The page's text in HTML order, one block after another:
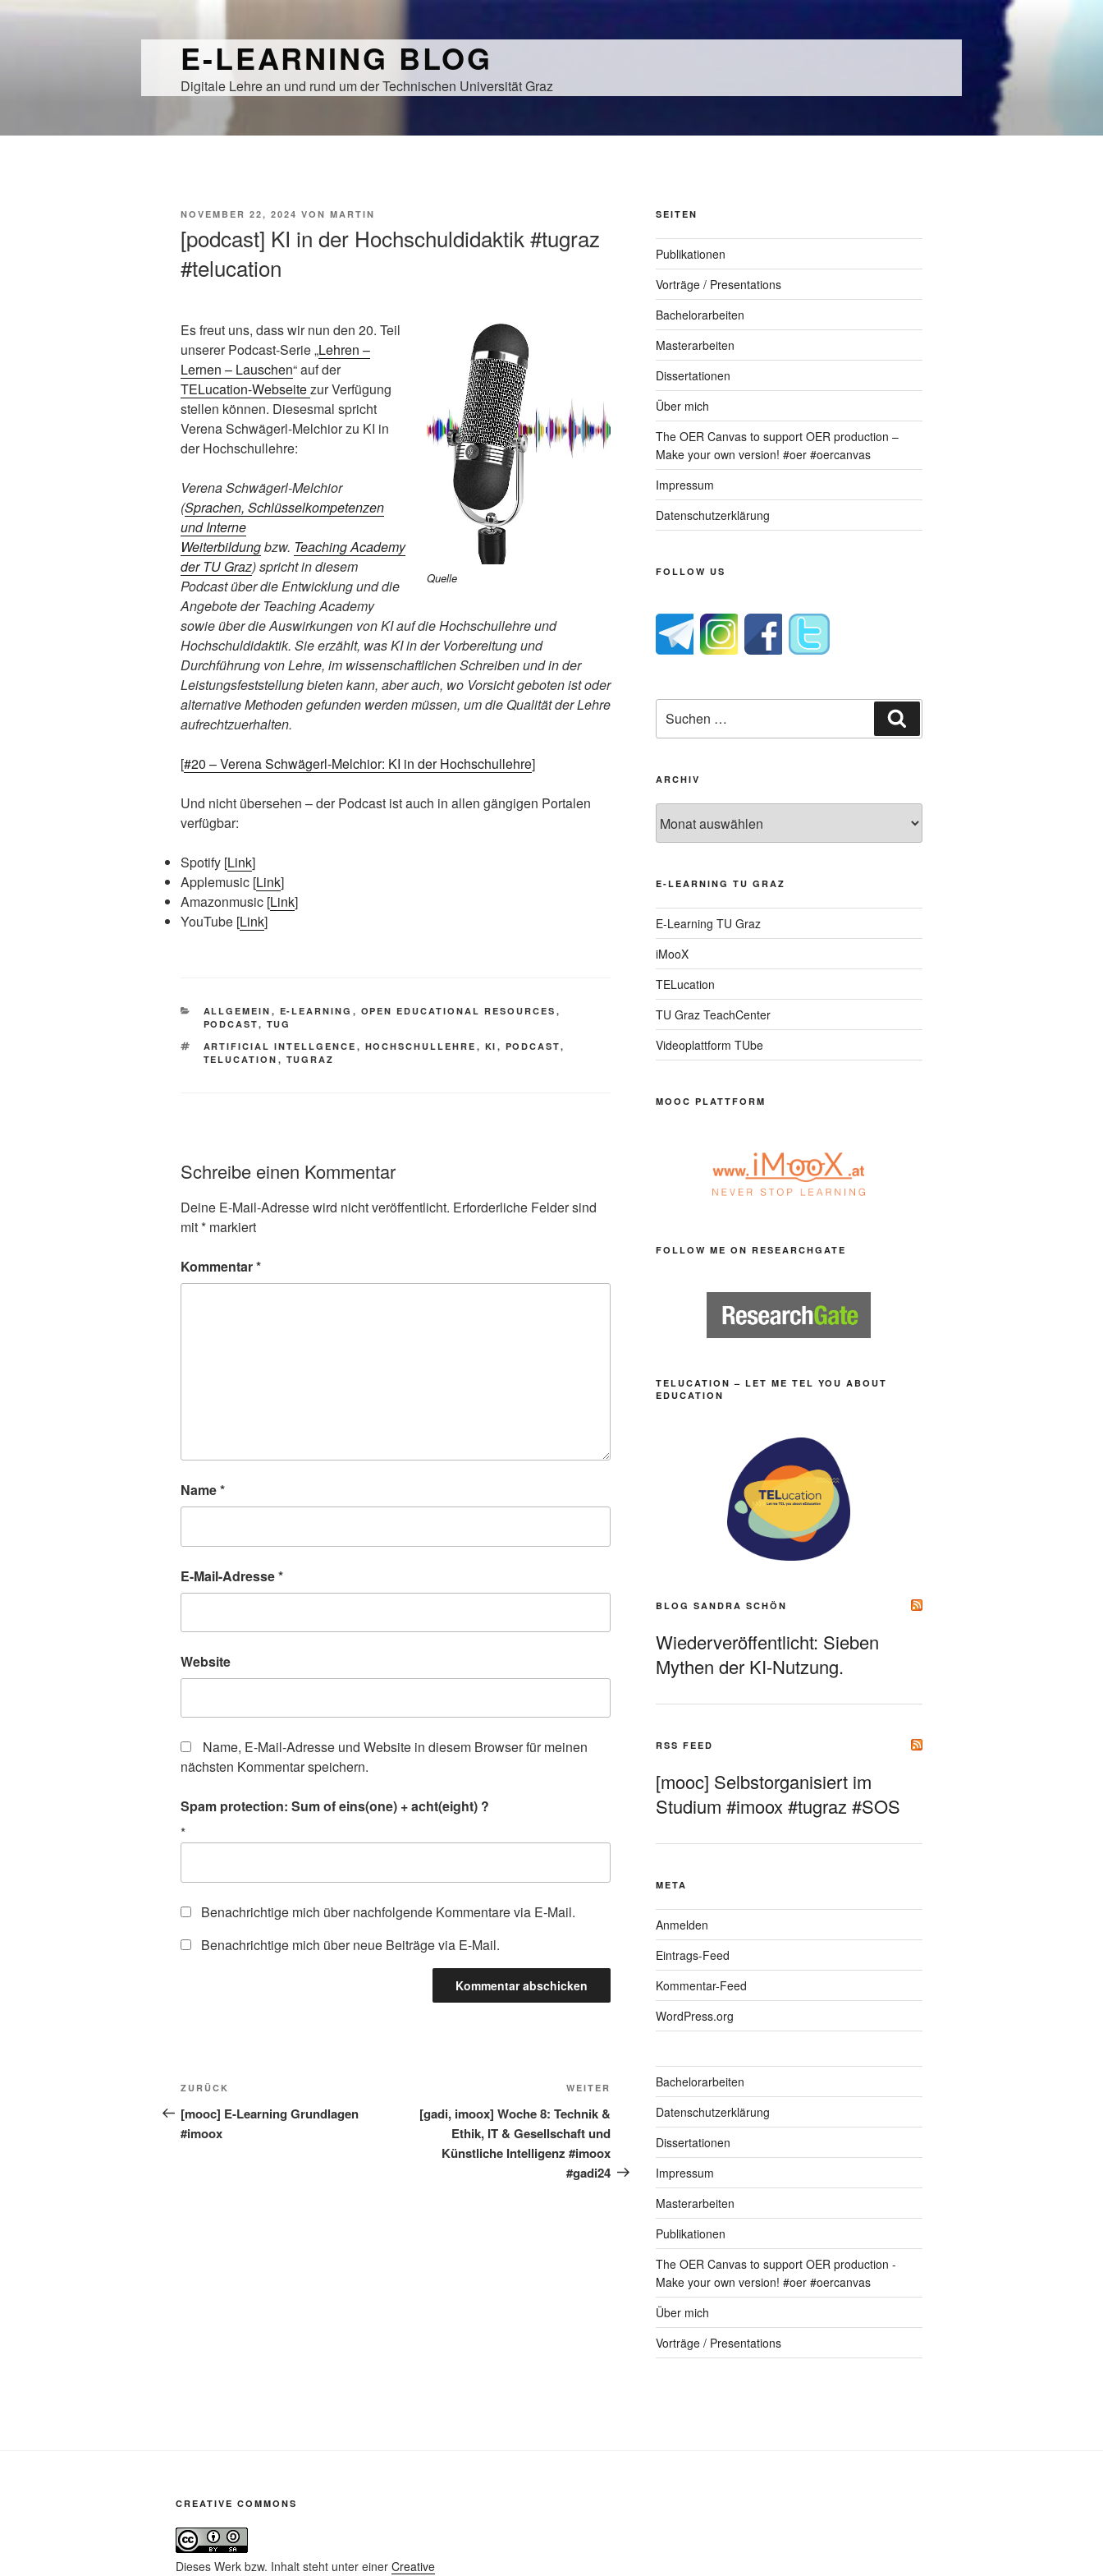
E-LEARNING BLOG
Digitale Lehre an und rund um der Technischen Universität Graz
VERÖFFENTLICHT
NOVEMBER 22, 2024 VON MARTIN
[podcast] KI in der Hochschuldidaktik #tugraz
#telucation
Quelle
Es freut uns, dass wir nun den 20. Teil
unserer Podcast-Serie „Lehren –
Lernen – Lauschen“ auf der
TELucation-Webseitezur Verfügung
stellen können. Diesesmal spricht
Verena Schwägerl-Melchior zu KI in
der Hochschullehre:
Verena Schwägerl-Melchior
(Sprachen, Schlüsselkompetenzen
und Interne
Weiterbildungbzw. Teaching Academy
der TU Graz) spricht in diesem
Podcast über die Entwicklung und die
Angebote der Teaching Academy
sowie über die Auswirkungen von KI auf die Hochschullehre und
Hochschuldidaktik. Sie erzählt, was KI in der Vorbereitung und
Durchführung von Lehre, im wissenschaftlichen Schreiben und in der
Leistungsfeststellung bieten kann, aber auch, wo Vorsicht geboten ist oder
alternative Methoden gefunden werden müssen, um die Qualität der Lehre
aufrechtzuerhalten.
[#20 – Verena Schwägerl-Melchior: KI in der Hochschullehre]
Und nicht übersehen – der Podcast ist auch in allen gängigen Portalen
verfügbar:
Spotify [Link]
Applemusic [Link]
Amazonmusic [Link]
YouTube [Link]
KATEGORIEN
ALLGEMEIN , E-LEARNING , OPEN EDUCATIONAL RESOURCES ,
PODCAST, TUG
SCHLAGWÖRTER
ARTIFICIAL INTELLGENCE , HOCHSCHULLEHRE , KI , PODCAST,
TELUCATION , TUGRAZ
Schreibe einen Kommentar
Deine E-Mail-Adresse wird nicht veröffentlicht. Erforderliche Felder sind
mit* markiert
Kommentar*
Name*
E-Mail-Adresse*
Website
Name, E-Mail-Adresse und Website in diesem Browser für meinen
nächsten Kommentar speichern.
Spam protection: Sum of eins(one) + acht(eight) ?
*
Benachrichtige mich über nachfolgende Kommentare via E-Mail.
Benachrichtige mich über neue Beiträge via E-Mail.
Beitragsnavigation
Vorheriger
Beitrag
ZURÜCK
[mooc] E-Learning Grundlagen
#imoox
Nächster
WEITER
[gadi, imoox] Woche 8: Technik &
Ethik, IT & Gesellschaft und
Künstliche Intelligenz #imoox
#gadi24
SEITEN
Publikationen
Vorträge / Presentations
Bachelorarbeiten
Masterarbeiten
Dissertationen
Über mich
The OER Canvas to support OER production –
Make your own version! #oer #oercanvas
Impressum
Datenschutzerklärung
FOLLOW US
nach:
ARCHIV
E-LEARNING TU GRAZ
E-Learning TU Graz
iMooX
TELucation
TU Graz TeachCenter
Videoplattform TUbe
MOOC PLATTFORM
FOLLOW ME ON RESEARCHGATE
TELUCATION – LET ME TEL YOU ABOUT
EDUCATION
BLOG SANDRA SCHÖN
Wiederveröffentlicht: Sieben
Mythen der KI-Nutzung.
RSS FEED
[mooc] Selbstorganisiert im
Studium #imoox #tugraz #SOS
META
Anmelden
Eintrags-Feed
Kommentar-Feed
WordPress.org
Bachelorarbeiten
Datenschutzerklärung
Dissertationen
Impressum
Masterarbeiten
Publikationen
The OER Canvas to support OER production -
Make your own version! #oer #oercanvas
Über mich
Vorträge / Presentations
CREATIVE COMMONS
Dieses Werk bzw. Inhalt steht unter einer Creative